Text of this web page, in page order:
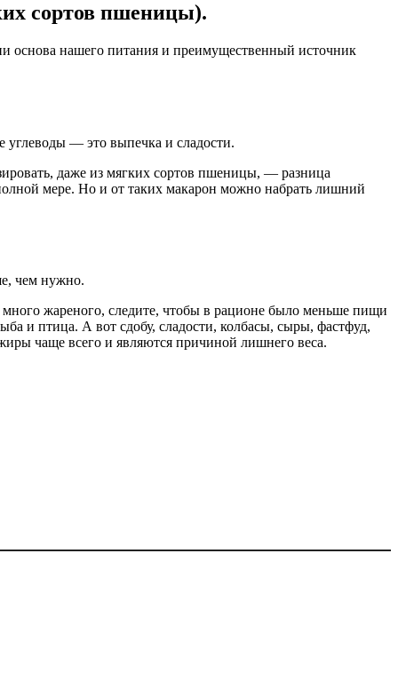
сортов пшеницы).
основа нашего питания и преимущественный источник
углеводы — это выпечка и сладости.
даже из мягких сортов пшеницы, — разница
мере. Но и от таких макарон можно набрать лишний
чем нужно.
жареного, следите, чтобы в рационе было меньше пищи
и птица. А вот сдобу, сладости, колбасы, сыры, фастфуд,
чаще всего и являются причиной лишнего веса.